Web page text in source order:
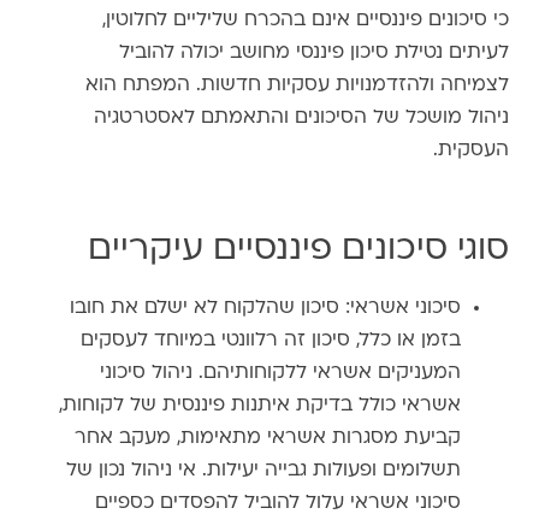
כי סיכונים פיננסיים אינם בהכרח שליליים לחלוטין,
לעיתים נטילת סיכון פיננסי מחושב יכולה להוביל
לצמיחה ולהזדמנויות עסקיות חדשות. המפתח הוא
ניהול מושכל של הסיכונים והתאמתם לאסטרטגיה
העסקית.
סוגי סיכונים פיננסיים עיקריים
סיכוני אשראי: סיכון שהלקוח לא ישלם את חובו
בזמן או כלל, סיכון זה רלוונטי במיוחד לעסקים
המעניקים אשראי ללקוחותיהם. ניהול סיכוני
אשראי כולל בדיקת איתנות פיננסית של לקוחות,
קביעת מסגרות אשראי מתאימות, מעקב אחר
תשלומים ופעולות גבייה יעילות. אי ניהול נכון של
סיכוני אשראי עלול להוביל להפסדים כספיים